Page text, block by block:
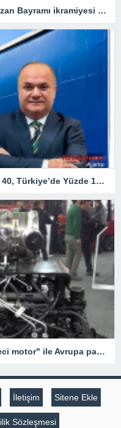
Süre daralıyor… Emeklilerin Ramazan Bayramı ikramiyesi zamlı mı olacak?
Navlun Fiyatları, Avrupa’da Yüzde 40, Türkiye’de Yüzde 107 Arttı – Ekonomi
TÜMOSAN, yeni geliştirdiği "çevreci motor" ile Avrupa pazarında hızla büyümeyi hedefliyor
İletişim Sitene Ekle
Sözleşmesi